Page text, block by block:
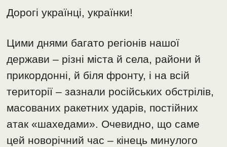
Дорогі українці, українки!
Цими днями багато регіонів нашої
держави – різні міста й села, райони й
прикордонні, й біля фронту, і на всій
території – зазнали російських обстрілів,
масованих ракетних ударів, постійних
атак «шахедами». Очевидно, що саме
цей новорічний час – кінець минулого